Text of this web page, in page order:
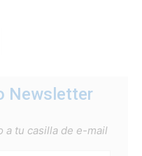
Newsletter
a tu casilla de e-mail